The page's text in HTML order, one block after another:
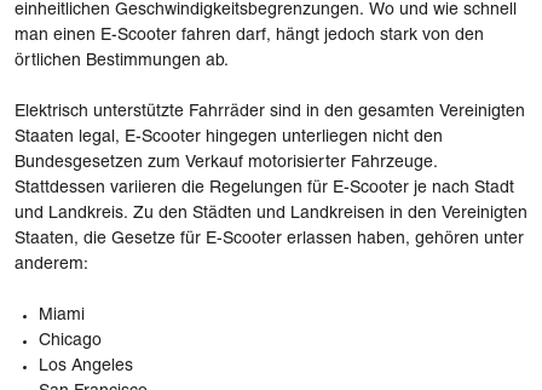
einheitlichen Geschwindigkeitsbegrenzungen. Wo und wie schnell
man einen E-Scooter fahren darf, hängt jedoch stark von den
örtlichen Bestimmungen ab.
Elektrisch unterstützte Fahrräder sind in den gesamten Vereinigten
Staaten legal, E-Scooter hingegen unterliegen nicht den
Bundesgesetzen zum Verkauf motorisierter Fahrzeuge.
Stattdessen variieren die Regelungen für E-Scooter je nach Stadt
und Landkreis. Zu den Städten und Landkreisen in den Vereinigten
Staaten, die Gesetze für E-Scooter erlassen haben, gehören unter
anderem:
Miami
Chicago
Los Angeles